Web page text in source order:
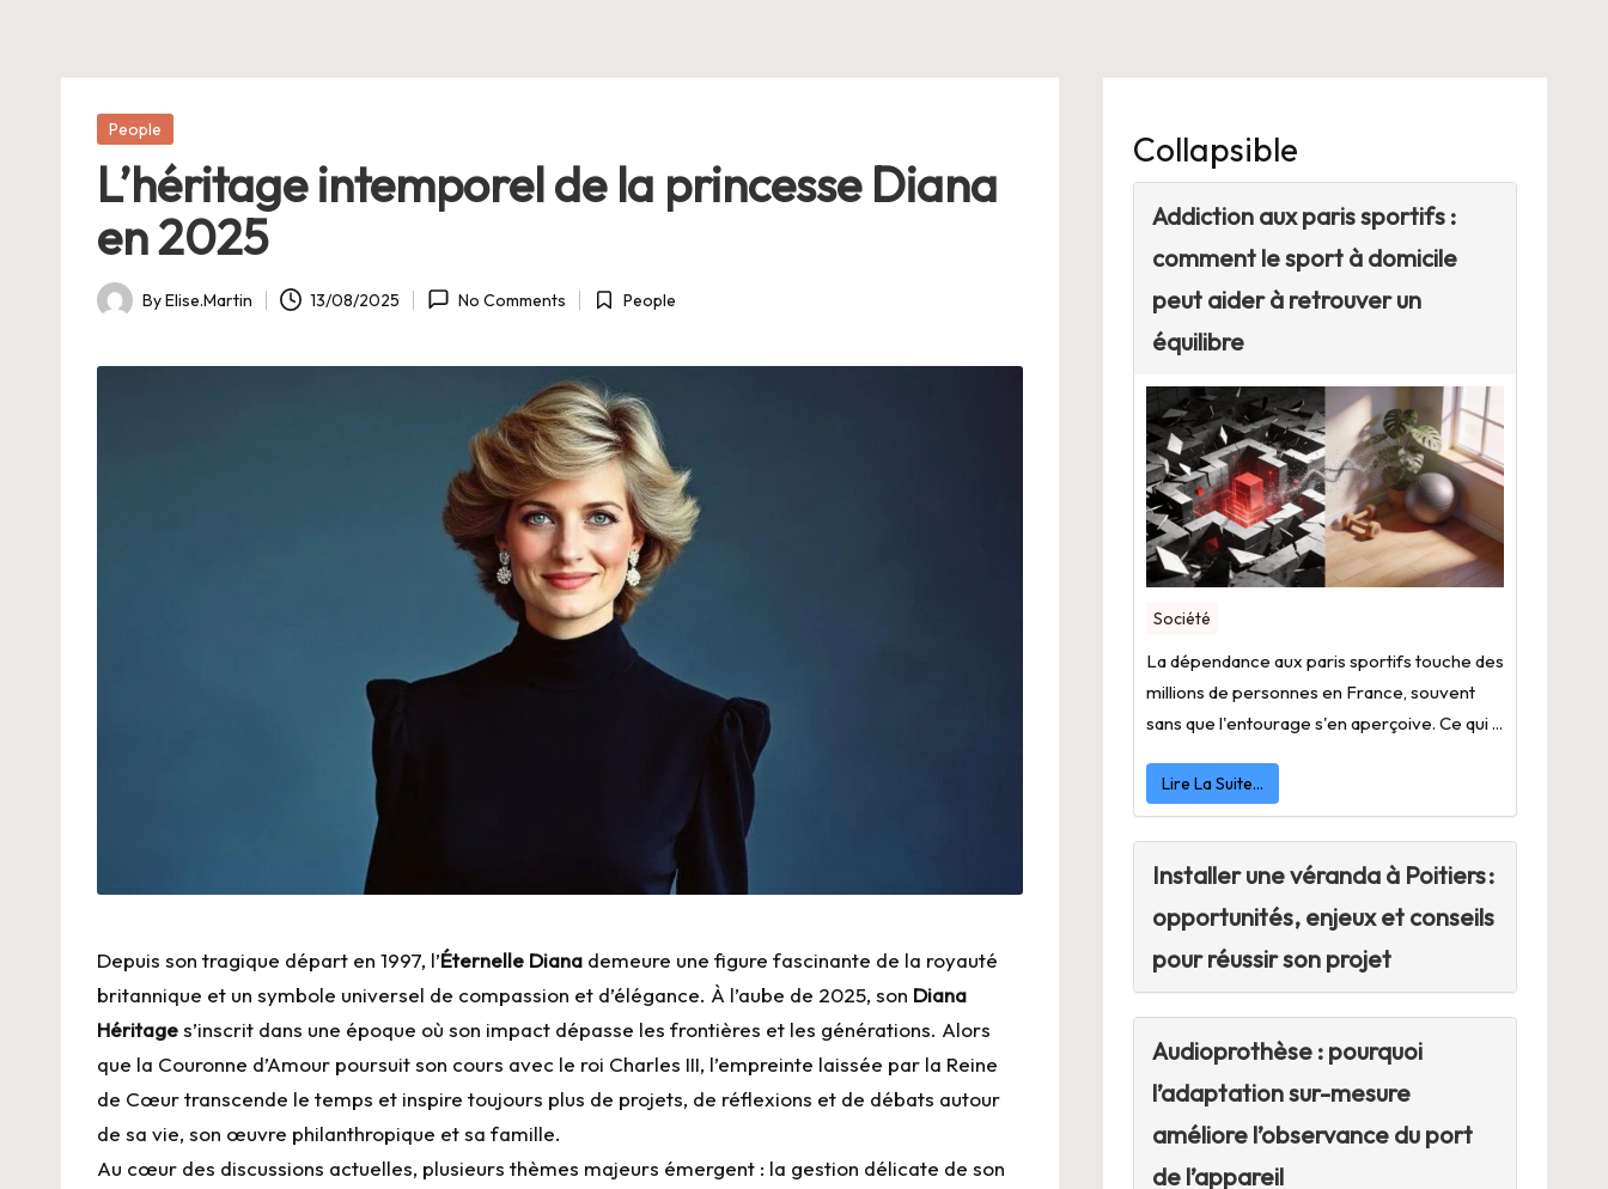
Posted
People
L’héritage intemporel de la princesse Diana
en 2025
Posted
ByElise.Martin 13/08/2025 No Comments
Posted
People
Depuis son tragique départ en 1997, l’Éternelle Diana demeure une figure fascinante de la royauté
britannique et un symbole universel de compassion et d’élégance. À l’aube de 2025, son Diana
Héritages’inscrit dans une époque où son impact dépasse les frontières et les générations. Alors
que la Couronne d’Amour poursuit son cours avec le roi Charles III, l’empreinte laissée par la Reine
de Cœur transcende le temps et inspire toujours plus de projets, de réflexions et de débats autour
de sa vie, son œuvre philanthropique et sa famille.
Au cœur des discussions actuelles, plusieurs thèmes majeurs émergent : la gestion délicate de son
Collapsible
Addiction aux paris sportifs :
comment le sport à domicile
peut aider à retrouver un
équilibre
Société
La dépendance aux paris sportifs touche des
millions de personnes en France, souvent
sans que l'entourage s'en aperçoive. Ce qui ...
Lire La Suite…
Installer une véranda à Poitiers :
opportunités, enjeux et conseils
pour réussir son projet
Audioprothèse : pourquoi
l’adaptation sur-mesure
améliore l’observance du port
de l’appareil